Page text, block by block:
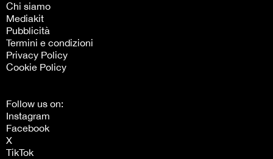
Chi siamo
Mediakit
Pubblicità
Termini e condizioni
Privacy Policy
Cookie Policy
Follow us on:
Instagram
Facebook
X
TikTok